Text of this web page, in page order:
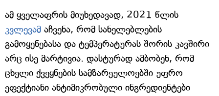
ამ ყველაფრის მიუხედავად, 2021 წლის
კვლევამ აჩვენა, რომ სანელებლების
გამოყენებასა და ტემპერატურას შორის კავშირი
არც ისე მარტივია. დასტურად ამბობენ, რომ
ცხელი ქვეყნების სამზარეულოებში უფრო
ეფექტიანი ანტიმიკრობული ინგრედიენტები